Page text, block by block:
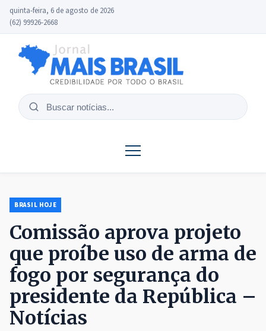
quinta-feira, 6 de agosto de 2026
(62) 99926-2668
Buscar
BRASIL HOJE
Comissão aprova projeto
que proíbe uso de arma de
fogo por segurança do
presidente da República –
Notícias